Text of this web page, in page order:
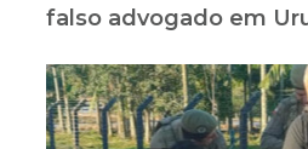
falso advogado em